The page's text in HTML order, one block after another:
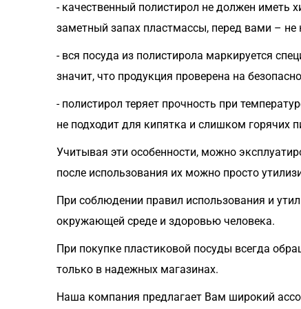
- качественный полистирол не должен иметь
заметный запах пластмассы, перед вами – не
- вся посуда из полистирола маркируется
значит, что продукция проверена на
- полистирол теряет прочность при
не подходит для кипятка и слишком горячих
Учитывая эти особенности, можно
после использования их можно просто
При соблюдении правил использования и
окружающей среде и здоровью человека.
При покупке пластиковой посуды всегда
только в надежных магазинах.
Наша компания предлагает Вам широкий